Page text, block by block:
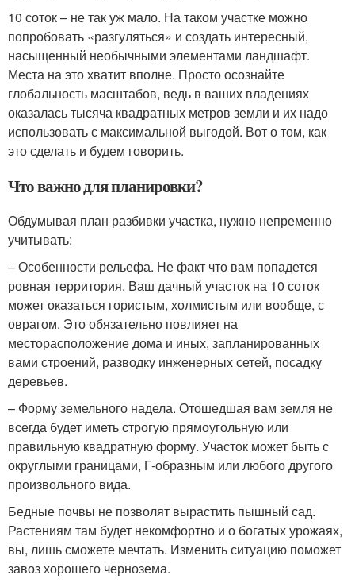
10 соток – не так уж мало. На таком участке можно
попробовать «разгуляться» и создать интересный,
насыщенный необычными элементами ландшафт.
Места на это хватит вполне. Просто осознайте
глобальность масштабов, ведь в ваших владениях
оказалась тысяча квадратных метров земли и их надо
использовать с максимальной выгодой. Вот о том, как
это сделать и будем говорить.
Что важно для планировки?
Обдумывая план разбивки участка, нужно непременно
учитывать:
– Особенности рельефа. Не факт что вам попадется
ровная территория. Ваш дачный участок на 10 соток
может оказаться гористым, холмистым или вообще, с
оврагом. Это обязательно повлияет на
месторасположение дома и иных, запланированных
вами строений, разводку инженерных сетей, посадку
деревьев.
– Форму земельного надела. Отошедшая вам земля не
всегда будет иметь строгую прямоугольную или
правильную квадратную форму. Участок может быть с
округлыми границами, Г-образным или любого другого
произвольного вида.
Бедные почвы не позволят вырастить пышный сад.
Растениям там будет некомфортно и о богатых урожаях,
вы, лишь сможете мечтать. Изменить ситуацию поможет
завоз хорошего чернозема.